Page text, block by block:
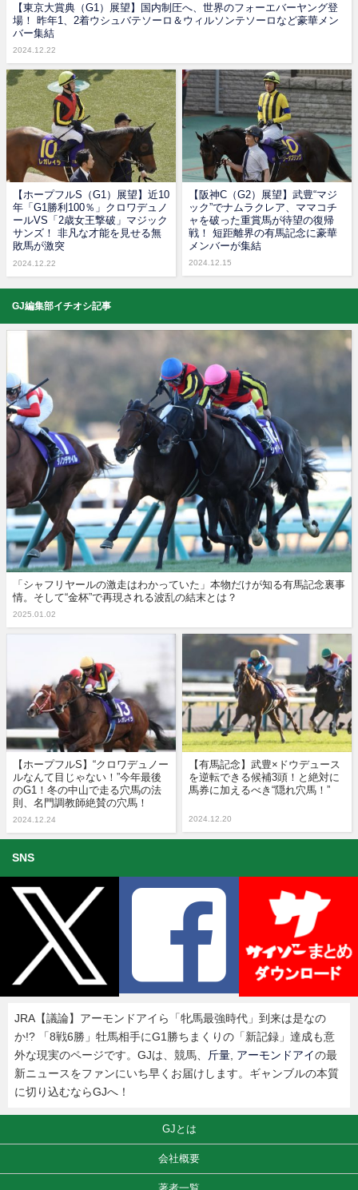
【東京大賞典（G1）展望】国内制圧へ、世界のフォーエバーヤング登
場！ 昨年1、2着ウシュバテソーロ＆ウィルソンテソーロなど豪華メン
バー集結
2024.12.22
【ホープフルS（G1）展望】近10
年「G1勝利100％」クロワデュノ
ールVS「2歳女王撃破」マジック
サンズ！ 非凡な才能を見せる無
敗馬が激突
2024.12.22
【阪神C（G2）展望】武豊“マジ
ック”でナムラクレア、ママコチ
ャを破った重賞馬が待望の復帰
戦！ 短距離界の有馬記念に豪華
メンバーが集結
2024.12.15
GJ編集部イチオシ記事
「シャフリヤールの激走はわかっていた」本物だけが知る有馬記念裏事
情。そして“金杯”で再現される波乱の結末とは？
2025.01.02
【ホープフルS】“クロワデュノー
ルなんて目じゃない！”今年最後
のG1！冬の中山で走る穴馬の法
則、名門調教師絶賛の穴馬！
2024.12.24
【有馬記念】武豊×ドウデュース
を逆転できる候補3頭！と絶対に
馬券に加えるべき“隠れ穴馬！”
2024.12.20
SNS
JRA【議論】アーモンドアイら「牝馬最強時代」到来は是なの
か!? 「8戦6勝」牡馬相手にG1勝ちまくりの「新記録」達成も意
外な現実のページです。GJは、競馬、
斤量 アーモンドアイの最
新ニュースをファンにいち早くお届けします。ギャンブルの本質
に切り込むならGJへ！
GJとは
会社概要